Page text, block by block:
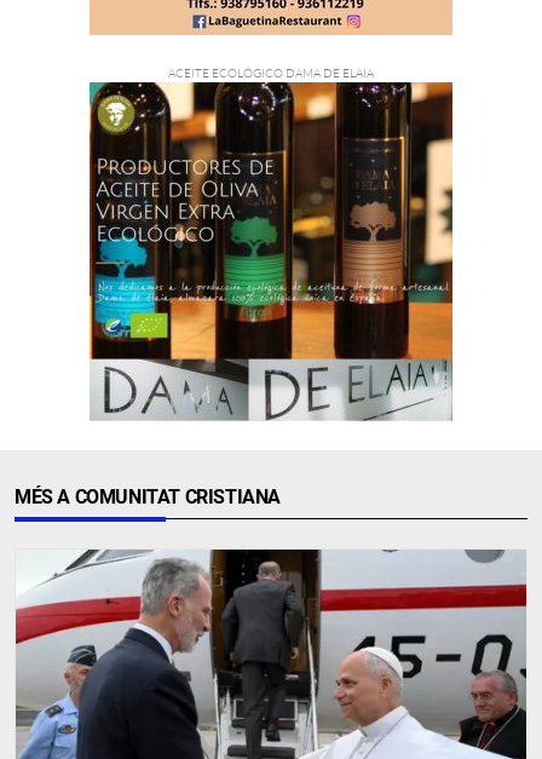
MÉS A COMUNITAT CRISTIANA